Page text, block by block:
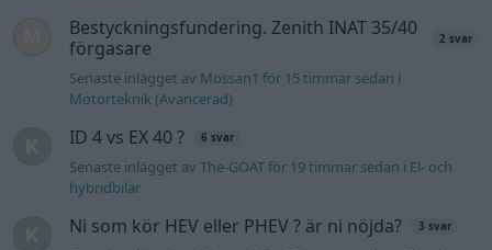
Bestyckningsfundering. Zenith INAT 35/40
förgasare
2 svar
Senaste inlägget av Mossan1 för 15 timmar sedan i
Motorteknik (Avancerad)
ID 4 vs EX 40 ? 6 svar
Senaste inlägget avThe-GOAT för 19 timmar sedan i El- och
hybridbilar
Ni som kör HEV eller PHEV ? är ni nöjda? 3 svar